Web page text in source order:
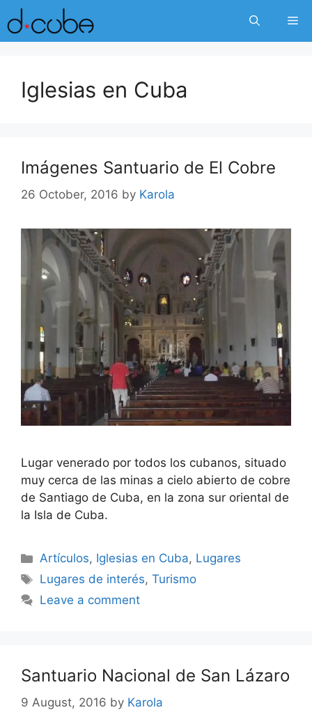
Skip
to
content
Iglesias en Cuba
Imágenes Santuario de El Cobre
26 October, 2016 by Karola
Lugar venerado por todos los cubanos, situado
muy cerca de las minas a cielo abierto de cobre
de Santiago de Cuba, en la zona sur oriental de
la Isla de Cuba.
Categories
Artículos, Iglesias en Cuba, Lugares
Tags
Lugares de interés,Turismo
Leave a comment
Santuario Nacional de San Lázaro
9 August, 2016 by Karola